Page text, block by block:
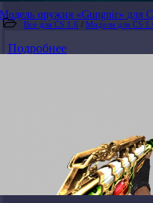
Модель оружия «Gungnir» для
Все для CS 1.6 / Модели для CS
Подробнее